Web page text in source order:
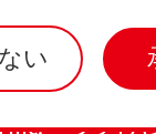
い
Inc. プライバ